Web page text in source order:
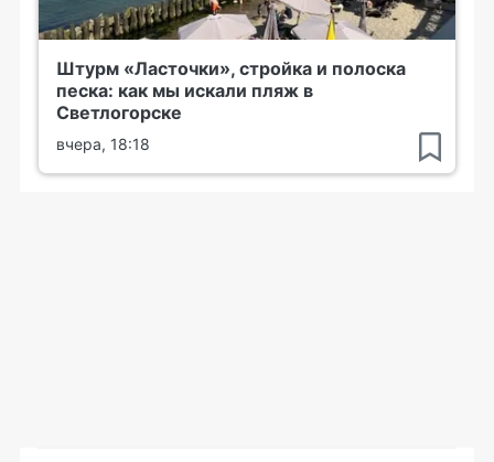
Штурм «Ласточки», стройка и полоска
песка: как мы искали пляж в
Светлогорске
вчера, 18:18